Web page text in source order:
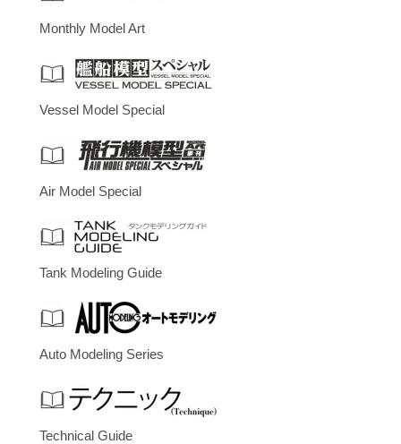
Monthly Model Art
Vessel Model Special
Air Model Special
Tank Modeling Guide
Auto Modeling Series
Technical Guide